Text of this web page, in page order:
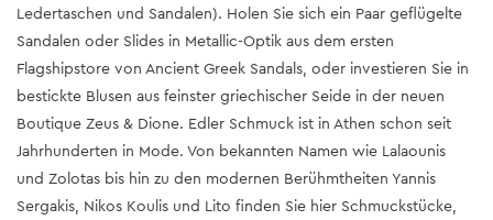
Ledertaschen und Sandalen). Holen Sie sich ein Paar geflügelte
Sandalen oder Slides in Metallic-Optik aus dem ersten
Flagshipstore von Ancient Greek Sandals, oder investieren Sie in
bestickte Blusen aus feinster griechischer Seide in der neuen
Boutique Zeus & Dione. Edler Schmuck ist in Athen schon seit
Jahrhunderten in Mode. Von bekannten Namen wie Lalaounis
und Zolotas bis hin zu den modernen Berühmtheiten Yannis
Sergakis, Nikos Koulis und Lito finden Sie hier Schmuckstücke,